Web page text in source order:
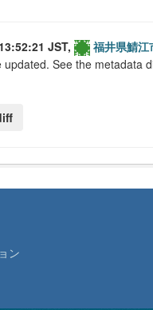
JST, 福井県鯖江
updated. See the metadata
ン